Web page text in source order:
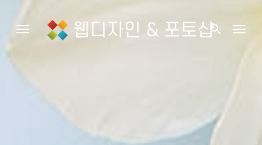
Toggle navigation웹디자인 & 포토샵search